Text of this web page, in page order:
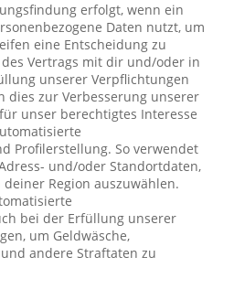
erfolgt, wenn ein
Daten nutzt, um
eine Entscheidung zu
Vertrags mit dir und/oder in
unserer Verpflichtungen
dies zur Verbesserung unserer
unser berechtigtes Interesse
Profilerstellung. So verwendet
und/oder Standortdaten,
Region auszuwählen.
bei der Erfüllung unserer
um Geldwäsche,
andere Straftaten zu